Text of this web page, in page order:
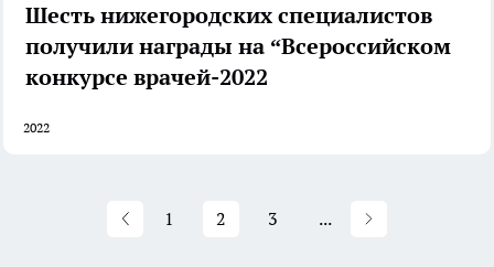
Шесть нижегородских специалистов
получили награды на “Всероссийском
конкурсе врачей-2022
2022
1 2 3 ...